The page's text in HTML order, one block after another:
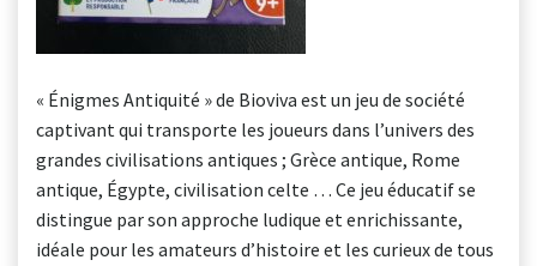
« Énigmes Antiquité » de Bioviva est un jeu de société
captivant qui transporte les joueurs dans l’univers des
grandes civilisations antiques ; Grèce antique, Rome
antique, Égypte, civilisation celte … Ce jeu éducatif se
distingue par son approche ludique et enrichissante,
idéale pour les amateurs d’histoire et les curieux de tous